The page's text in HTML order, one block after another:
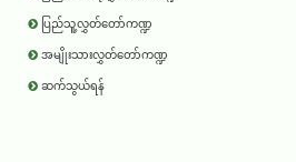
ပြည်သူ့လွှတ်တော်ကဏ္ဍ
အမျိုးသားလွှတ်တော်ကဏ္ဍ
ဆက်သွယ်ရန်